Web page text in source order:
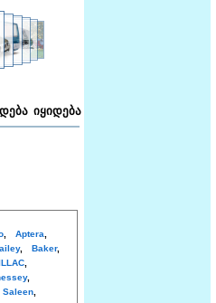
იყიდება
Aptera
, Baker,
,
Saleen